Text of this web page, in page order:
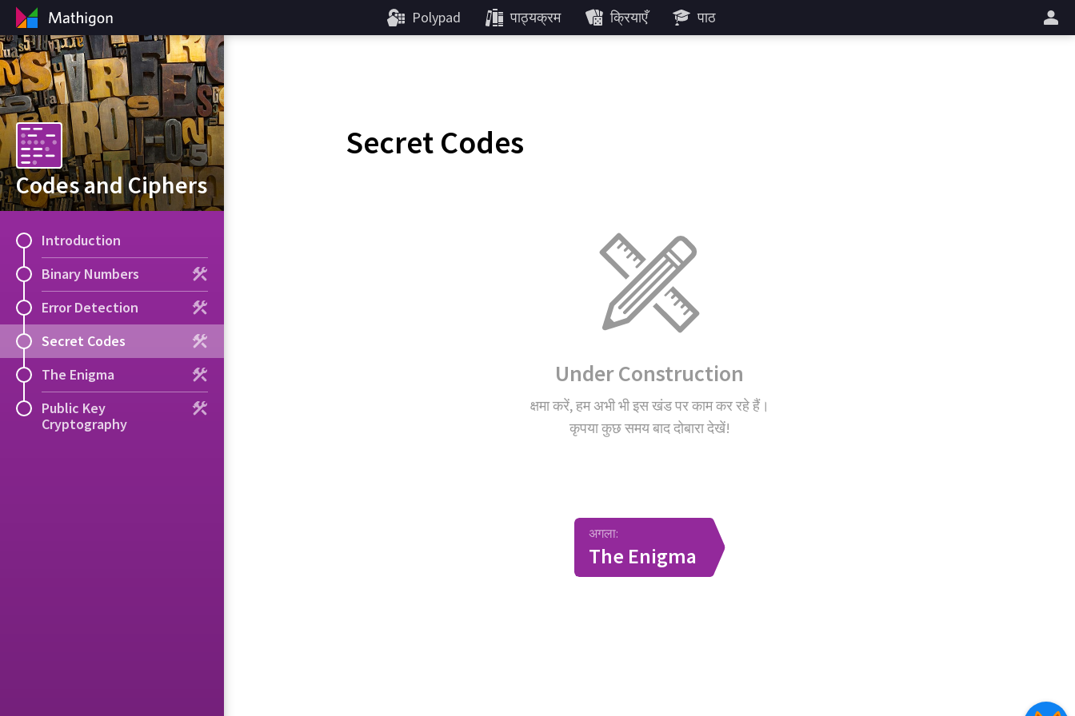
Polypad पाठ्यक्रम क्रियाएँ पाठ
Codes and Ciphers
Introduction
Binary Numbers
Error Detection
Secret Codes
The Enigma
Public Key
Cryptography
Secret Codes
Under Construction
क्षमा करें, हम अभी भी इस खंड पर काम कर रहे हैं।
कृपया कुछ समय बाद दोबारा देखें!
अगला:
The Enigma